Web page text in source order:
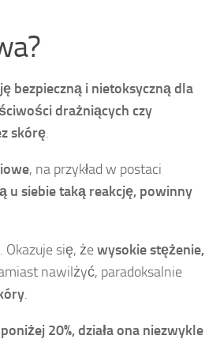
bezpieczną i nietoksyczną dla
drażniących czy
skórę.
, na przykład w postaci
u siebie taką reakcję, powinny
. Okazuje się, żewysokie stężenie,
nawilżyć, paradoksalnie
.
20%, działa ona niezwykle